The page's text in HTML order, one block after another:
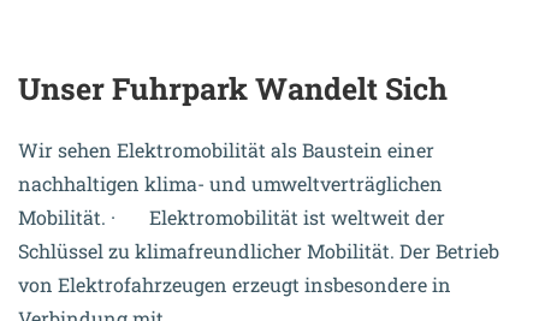
Unser Fuhrpark Wandelt Sich
Wir sehen Elektromobilität als Baustein einer
nachhaltigen klima- und umweltverträglichen
Mobilität. · Elektromobilität ist weltweit der
Schlüssel zu klimafreundlicher Mobilität. Der Betrieb
von Elektrofahrzeugen erzeugt insbesondere in